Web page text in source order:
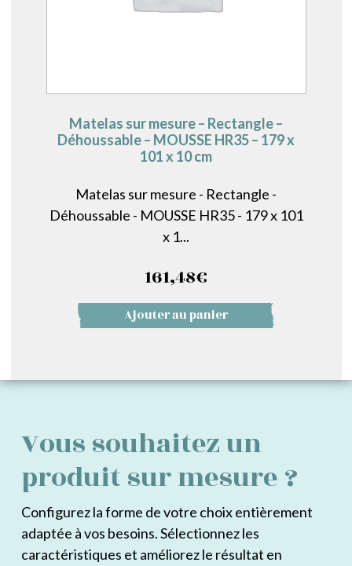
Matelas sur mesure – Rectangle –
Déhoussable – MOUSSE HR35 – 179 x
101 x 10 cm
Matelas sur mesure - Rectangle -
Déhoussable - MOUSSE HR35 - 179 x 101
x 1...
161,48€
Ajouter au panier
Vous souhaitez un
produit sur mesure ?
Configurez la forme de votre choix entièrement
adaptée à vos besoins. Sélectionnez les
caractéristiques et améliorez le résultat en